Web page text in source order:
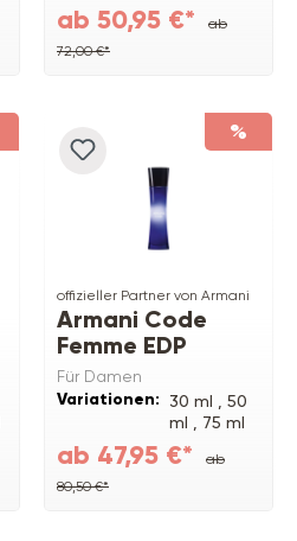
ab 50,95 €*
ab
72,00 €*
%
offizieller Partner von Armani
Armani Code
Femme EDP
Für Damen
Variationen: 30 ml , 50
ml , 75 ml
ab 47,95 €*
ab
80,50 €*